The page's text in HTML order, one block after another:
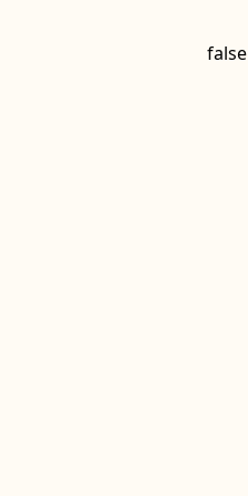
false